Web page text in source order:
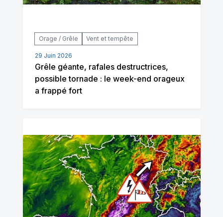
Orage / Grêle Vent et tempête
29 Juin 2026
Grêle géante, rafales destructrices,
possible tornade : le week-end orageux
a frappé fort